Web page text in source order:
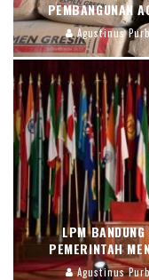
PEMBANGUNAN
Agustinus
LPM
PEMERINTAH
Agustinus